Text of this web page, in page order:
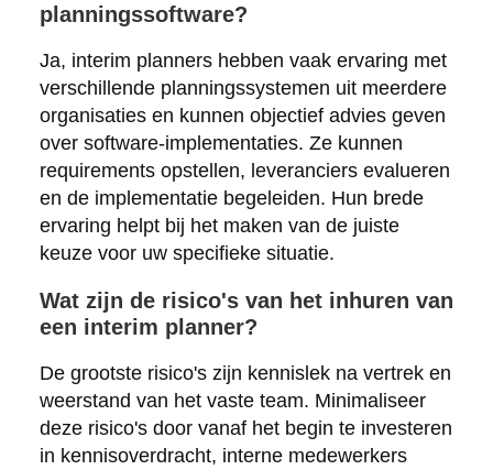
planningssoftware?
Ja, interim planners hebben vaak ervaring met
verschillende planningssystemen uit meerdere
organisaties en kunnen objectief advies geven
over software-implementaties. Ze kunnen
requirements opstellen, leveranciers evalueren
en de implementatie begeleiden. Hun brede
ervaring helpt bij het maken van de juiste
keuze voor uw specifieke situatie.
Wat zijn de risico's van het inhuren van
een interim planner?
De grootste risico's zijn kennislek na vertrek en
weerstand van het vaste team. Minimaliseer
deze risico's door vanaf het begin te investeren
in kennisoverdracht, interne medewerkers